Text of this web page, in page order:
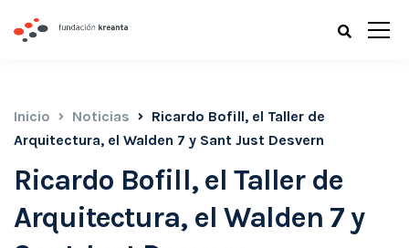
Inicio Noticias
Ricardo Bofill, el Taller de
Arquitectura, el Walden 7 y Sant Just Desvern
Ricardo Bofill, el Taller de
Arquitectura, el Walden 7 y